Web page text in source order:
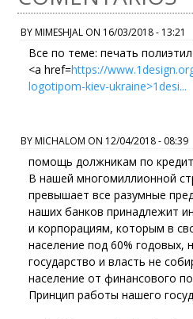
BYMIMESHJAL ON 16/03/2018 - 13:21
Все по теме: печать
<a href=https://
logotipom-kiev-ukraine>1desi...
BYMICHALOM ON 12/04/2018 - 08:39
помощь должникам по
В нашей многомиллионной
превышает все разумные
наших банков принадлежит
и корпорациям, которым в
население под 60% годовых,
государство и власть не
население от финансового
Принцип работы нашего